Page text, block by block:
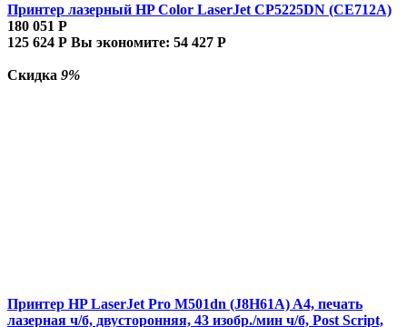
Принтер лазерный HP Color LaserJet CP5225DN (CE712A)
180 051 Р
125 624 Р Вы экономите: 54 427 Р
Скидка 9%
Принтер HP LaserJet Pro M501dn (J8H61A) A4, печать
лазерная ч/б, двусторонняя, 43 изобр./мин ч/б, Post Script,